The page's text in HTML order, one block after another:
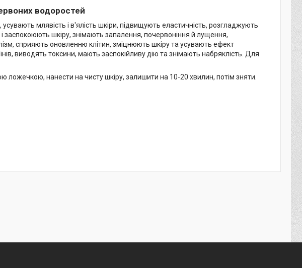
водоростей
млявість і в'ялість шкіри, підвищують еластичність, розгладжують
шкіру, знімають запалення, почервоніння й лущення,
сприяють оновленню клітин, зміцнюють шкіру та усувають ефект
виводять токсини, мають заспокійливу дію та знімають набряклість. Для
ложечкою, нанести на чисту шкіру, залишити на 10-20 хвилин, потім зняти.